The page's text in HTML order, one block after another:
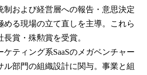
制および経営層への報告・意思決定
める現場の立て直しを主導。これら
賞・殊勲賞を受賞。
ティング系SaaSのメガベンチャー
ル部門の組織設計に関与。事業と組